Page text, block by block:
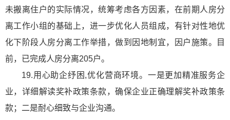
未搬离住户的实际情况，统筹考虑各方因素，在前期人房分
离工作小组的基础上，进一步优化人员组成，有针对性地优
化下阶段人房分离工作举措，做到因地制宜，因户施策。目
前，已完成人房分离205户。
19.用心助企纾困,优化营商环境。一是更加精准服务企
业，详细解读奖补政策条款，确保企业正确理解奖补政策条
款；二是耐心细致与企业沟通。